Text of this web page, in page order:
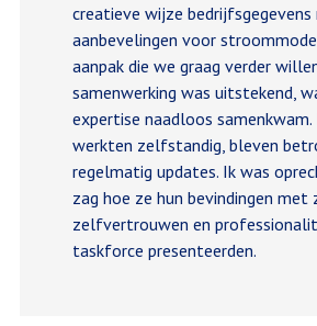
creatieve wijze
aanbevelingen voor
aanpak die we graag verder
samenwerking was uitstekend,
expertise naadloos
werkten zelfstandig, bleven
regelmatig updates. Ik was
zag hoe ze hun bevindingen met
zelfvertrouwen en
taskforce presenteerden.